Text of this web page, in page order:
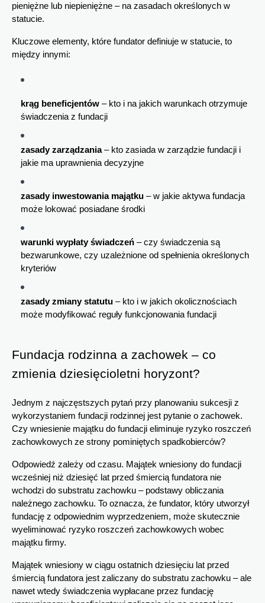
pieniężne lub niepieniężne – na zasadach określonych w
statucie.
Kluczowe elementy, które fundator definiuje w statucie, to
między innymi:
krąg beneficjentów – kto i na jakich warunkach otrzymuje
świadczenia z fundacji
zasady zarządzania – kto zasiada w zarządzie fundacji i
jakie ma uprawnienia decyzyjne
zasady inwestowania majątku – w jakie aktywa fundacja
może lokować posiadane środki
warunki wypłaty świadczeń – czy świadczenia są
bezwarunkowe, czy uzależnione od spełnienia określonych
kryteriów
zasady zmiany statutu – kto i w jakich okolicznościach
może modyfikować reguły funkcjonowania fundacji
Fundacja rodzinna a zachowek – co
zmienia dziesięcioletni horyzont?
Jednym z najczęstszych pytań przy planowaniu sukcesji z
wykorzystaniem fundacji rodzinnej jest pytanie o zachowek.
Czy wniesienie majątku do fundacji eliminuje ryzyko roszczeń
zachowkowych ze strony pominiętych spadkobierców?
Odpowiedź zależy od czasu. Majątek wniesiony do fundacji
wcześniej niż dziesięć lat przed śmiercią fundatora nie
wchodzi do substratu zachowku – podstawy obliczania
należnego zachowku. To oznacza, że fundator, który utworzył
fundację z odpowiednim wyprzedzeniem, może skutecznie
wyeliminować ryzyko roszczeń zachowkowych wobec
majątku firmy.
Majątek wniesiony w ciągu ostatnich dziesięciu lat przed
śmiercią fundatora jest zaliczany do substratu zachowku – ale
nawet wtedy świadczenia wypłacane przez fundację